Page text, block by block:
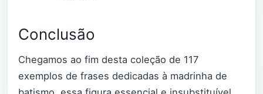
Conclusão
Chegamos ao fim desta coleção de 117
exemplos de frases dedicadas à madrinha de